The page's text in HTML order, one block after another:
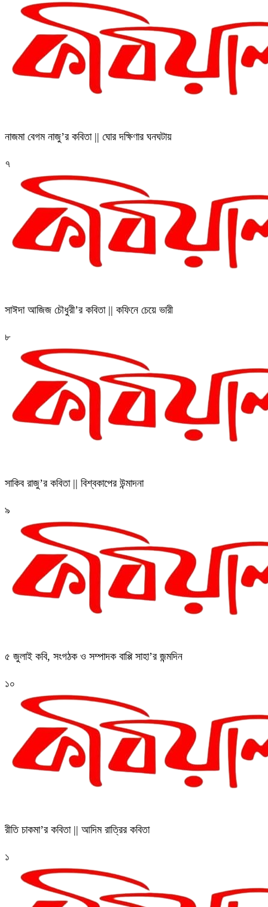
নাজমা বেগম নাজু’র কবিতা || ঘোর দক্ষিণার ঘনঘটায়
৭
সাঈদা আজিজ চৌধুরী’র কবিতা || কফিনে চেয়ে ভারী
৮
সাকিব রাজু’র কবিতা || বিশ্বকাপের উন্মাদনা
৯
৫ জুলাই কবি, সংগঠক ও সম্পাদক বাপ্পি সাহা’র জন্মদিন
১০
রীতি চাকমা’র কবিতা || আদিম রাত্রির কবিতা
১